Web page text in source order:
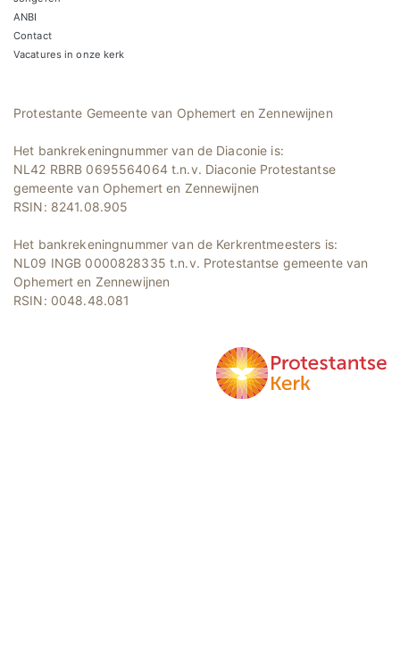
ANBI
Contact
Vacatures in onze kerk
Protestante Gemeente van Ophemert en Zennewijnen
Het bankrekeningnummer van de Diaconie is:
NL42 RBRB 0695564064 t.n.v. Diaconie Protestantse
gemeente van Ophemert en Zennewijnen
RSIN: 8241.08.905
Het bankrekeningnummer van de Kerkrentmeesters is:
NL09 INGB 0000828335 t.n.v. Protestantse gemeente van
Ophemert en Zennewijnen
RSIN: 0048.48.081